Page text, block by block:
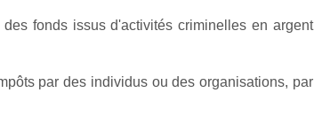
fonds issus d'activités criminelles en argent
par des individus ou des organisations, par